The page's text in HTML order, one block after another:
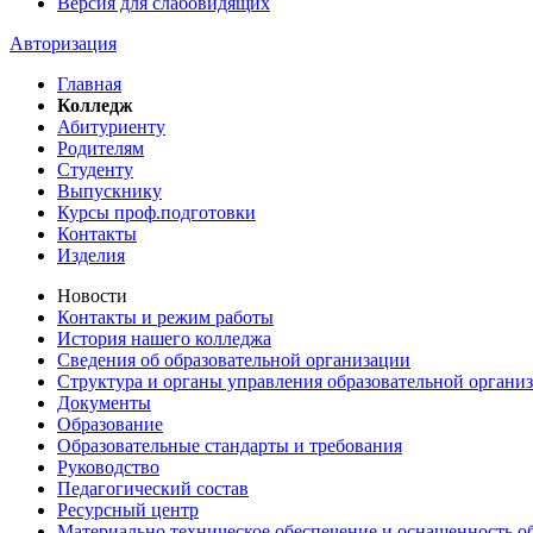
Авторизация
Главная
Колледж
Абитуриенту
Родителям
Студенту
Выпускнику
Курсы проф.подготовки
Контакты
Изделия
Новости
Контакты и режим работы
История нашего колледжа
Сведения об образовательной организации
Структура и органы управления образовательной
Документы
Образование
Образовательные стандарты и требования
Руководство
Педагогический состав
Ресурсный центр